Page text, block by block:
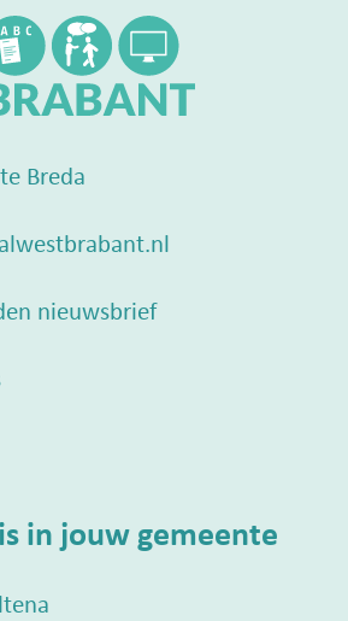
Breda
nieuwsbrief
in jouw gemeente